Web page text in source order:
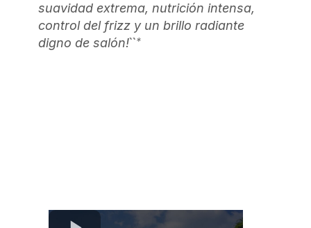
suavidad extrema, nutrición intensa,
control del frizz y un brillo radiante
digno de salón!``*